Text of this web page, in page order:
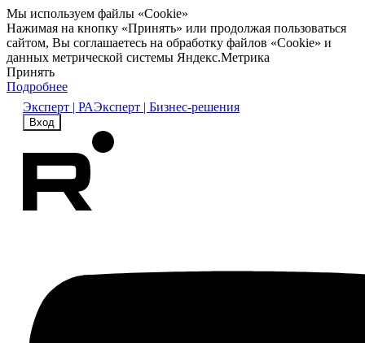
Мы используем файлы «Cookie»
Нажимая на кнопку «Принять» или продолжая пользоваться
сайтом, Вы соглашаетесь на обработку файлов «Cookie» и
данных метрической системы Яндекс.Метрика
Принять
Подробнее
Эксперт | РАЭксперт | Бизнес-решения
Вход